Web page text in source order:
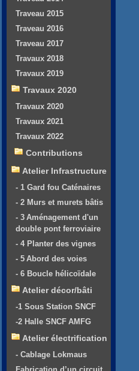
Traveau 2015
Traveau 2016
Traveau 2017
Travaux 2018
Travaux 2019
Travaux 2020
Travaux 2020
Travaux 2021
Travaux 2022
Contributions
Atelier Infrastructure
- 1 Gard fou Caténaires
- 2 Murs et murets bâtis
- 3 Aménagement d'un
double pont ferroviaire
- 4 Planter des vignes
- 5 Abord des voies
- 6 Boucle hélicoïdale
Atelier décor/bâti
-1 Sous Station SNCF
-2 Halle SNCF AMFG
Atelier électrification
- Cablage Lokmaus